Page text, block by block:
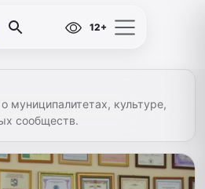
12+
муниципалитетах, культуре,
сообществ.